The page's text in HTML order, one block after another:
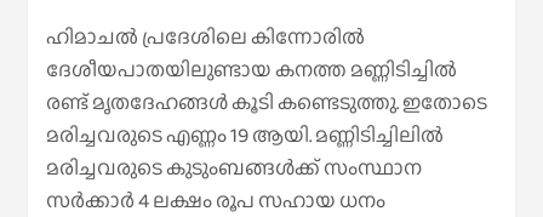
ഹിമാചൽ പ്രദേശിലെ കിന്നോരിൽ
ദേശീയപാതയിലുണ്ടായ കനത്ത മണ്ണിടിച്ചിൽ
രണ്ട് മൃതദേഹങ്ങൾ കൂടി കണ്ടെടുത്തു. ഇതോടെ
മരിച്ചവരുടെ എണ്ണം 19 ആയി. മണ്ണിടിച്ചിലിൽ
മരിച്ചവരുടെ കുടുംബങ്ങൾക്ക് സംസ്ഥാന
സർക്കാർ 4 ലക്ഷം രൂപ സഹായ ധനം